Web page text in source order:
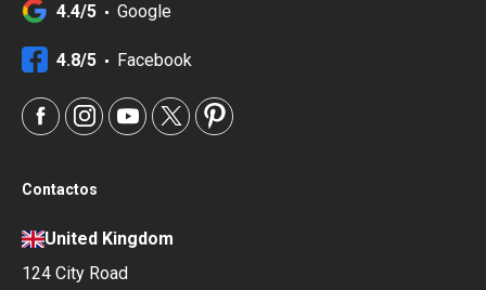
4.4/5 Google
4.8/5 Facebook
Contactos
United Kingdom
124 City Road